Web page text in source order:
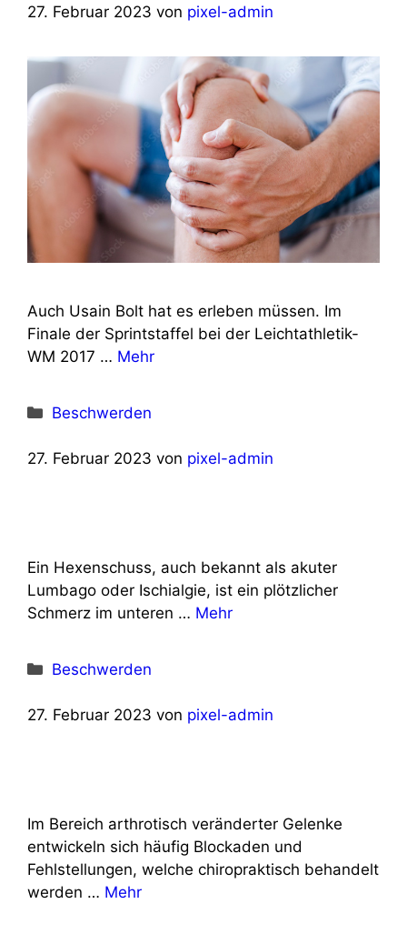
27. Februar 2023 von pixel-admin
Auch Usain Bolt hat es erleben müssen. Im
Finale der Sprintstaffel bei der Leichtathletik-
WM 2017 … Mehr
Kategorien
Beschwerden
27. Februar 2023 von pixel-admin
Ein Hexenschuss, auch bekannt als akuter
Lumbago oder Ischialgie, ist ein plötzlicher
Schmerz im unteren … Mehr
Kategorien
Beschwerden
27. Februar 2023 von pixel-admin
Im Bereich arthrotisch veränderter Gelenke
entwickeln sich häufig Blockaden und
Fehlstellungen, welche chiropraktisch behandelt
werden … Mehr